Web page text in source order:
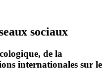
sociaux
de la
internationales sur le